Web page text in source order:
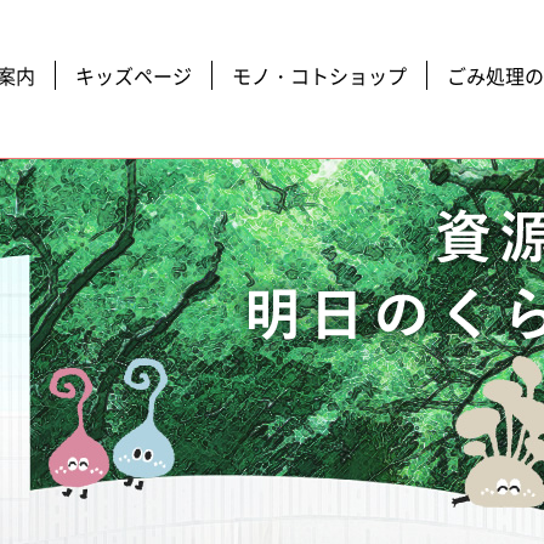
内 キッズページ モノ・コトショップ ごみ処理